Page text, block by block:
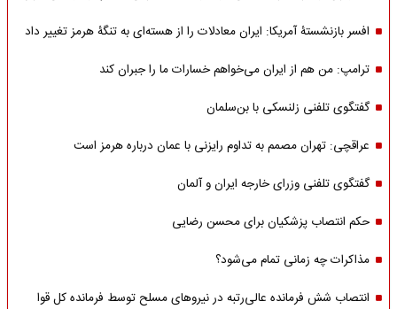
افسر بازنشستۀ آمریکا: ایران معادلات را از هسته‌ای به تنگۀ هرمز تغییر داد
ترامپ: من هم از ایران می‌خواهم خسارات ما را جبران کند
گفتگوی تلفنی زلنسکی با بن‌سلمان
عراقچی: تهران مصمم به تداوم رایزنی با عمان درباره هرمز است
گفتگوی تلفنی وزرای خارجه ایران و آلمان
حکم انتصاب پزشکیان برای محسن رضایی
مذاکرات چه زمانی تمام می‌شود؟
انتصاب شش فرمانده عالی‌رتبه در نیروهای مسلح توسط فرمانده کل قوا